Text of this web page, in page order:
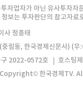
국경제신문 한국경제
한국경제TV앱
자업자가 아닌 유사투자
보는 투자판단의 참고자
사 정종태
림동, 한국경제신문사) (
구 2022-0572호
호스팅
Copyright© 한국경제TV.